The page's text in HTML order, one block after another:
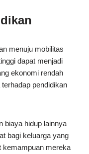
menuju mobilitas
dapat menjadi
ekonomi rendah
pendidikan
biaya hidup lainnya
bagi keluarga yang
kemampuan mereka